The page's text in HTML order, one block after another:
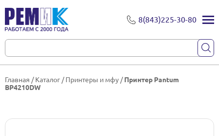
8(843)225-30-80
Главная /Каталог /Принтеры и мфу /Принтер Pantum
BP4210DW